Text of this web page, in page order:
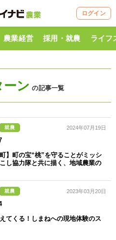
ログイン
農業経営 採用・就農 ライフ
ン の記事一覧
就農 2024年07月19日
町】町の宝“桃”を守ることがミッシ
し協力隊と共に描く、地域農業の
就農 2023年03月20日
てくる！しまねへの現地体験のス